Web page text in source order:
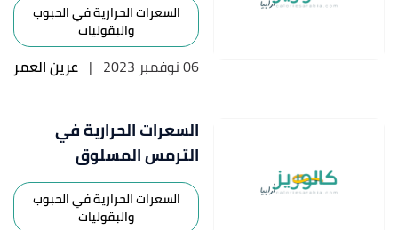
السعرات الحرارية في الحبوب
والبقوليات
06 نوفمبر 2023 | عرين العمر
السعرات الحرارية في
الترمس المسلوق
السعرات الحرارية في الحبوب
والبقوليات